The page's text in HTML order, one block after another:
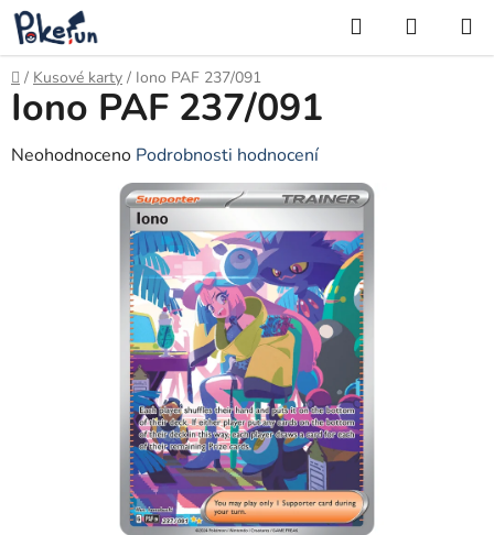
Přejít
na
obsah
Hledat
KOŠÍK
Domů
/ Kusové karty / Iono PAF 237/091
Iono PAF 237/091
Průměrné
Neohodnoceno Podrobnosti hodnocení